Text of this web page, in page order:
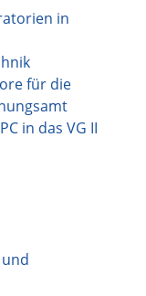
in
für die
in das VG II